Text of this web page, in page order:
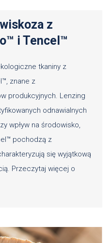
z
i Tencel™
tkaniny z
znane z
produkcyjnych. Lenzing
odnawialnych
wpływ na środowisko,
pochodzą z
się wyjątkową
Przeczytaj więcej o